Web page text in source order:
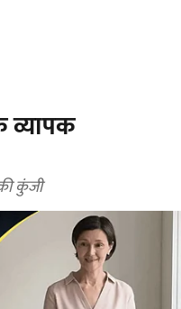
व्यापक
कुंजी